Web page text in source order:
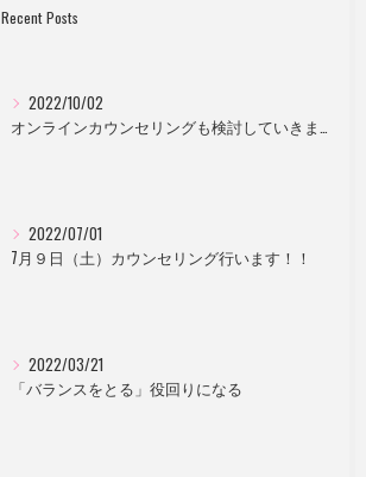
Recent Posts
2022/10/02
オンラインカウンセリングも検討していきます。
2022/07/01
7月９日（土）カウンセリング行います！！
2022/03/21
「バランスをとる」役回りになる